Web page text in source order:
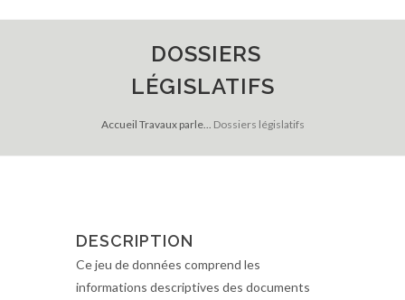
DOSSIERS
LÉGISLATIFS
Accueil Travaux parle... Dossiers législatifs
DESCRIPTION
Ce jeu de données comprend les
informations descriptives des documents